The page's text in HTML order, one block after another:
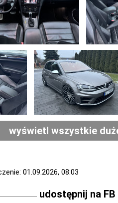
wyświetl wszystkie
01.09.2026, 08:03
udostępnij na FB